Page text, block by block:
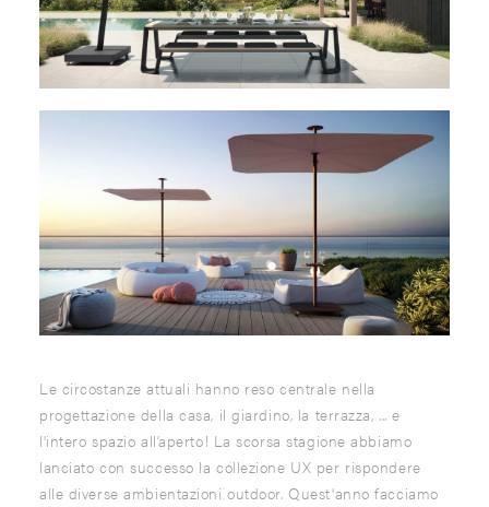
Le circostanze attuali hanno reso centrale nella
progettazione della casa, il giardino, la terrazza, ... e
l'intero spazio all’aperto! La scorsa stagione abbiamo
lanciato con successo la collezione UX per rispondere
alle diverse ambientazioni outdoor. Quest'anno facciamo